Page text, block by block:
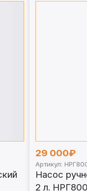
29 000₽
Артикул:
Насос
2 л.